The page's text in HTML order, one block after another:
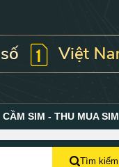
CẦM SIM - THU MUA SIM
Tìm kiếm